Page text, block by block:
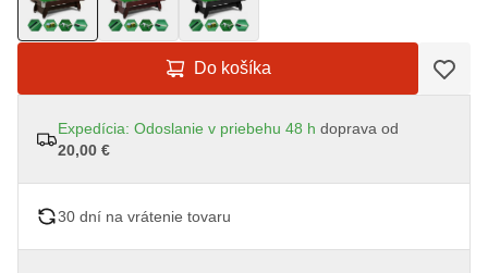
Do košíka
Expedícia: Odoslanie v priebehu 48 h doprava od
20,00 €
30 dní na vrátenie tovaru